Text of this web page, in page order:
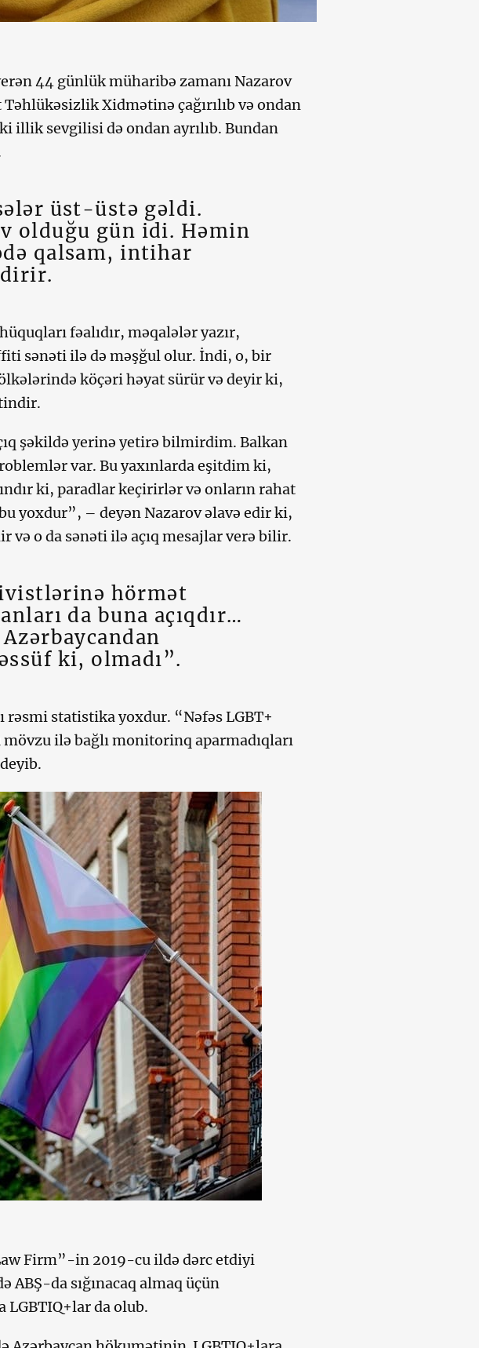
44 günlük müharibə zamanı Nazarov
Təhlükəsizlik Xidmətinə çağırılıb və ondan
illik sevgilisi də ondan ayrılıb. Bundan
üst-üstə gəldi.
olduğu gün idi. Həmin
qalsam, intihar
fəalıdır, məqalələr yazır,
sənəti ilə də məşğul olur. İndi, o, bir
köçəri həyat sürür və deyir ki,
şəkildə yerinə yetirə bilmirdim. Balkan
var. Bu yaxınlarda eşitdim ki,
ki, paradlar keçirirlər və onların rahat
yoxdur”, – deyən Nazarov əlavə edir ki,
o da sənəti ilə açıq mesajlar verə bilir.
hörmət
da buna açıqdır…
ki, olmadı”.
rəsmi statistika yoxdur. “Nəfəs LGBT+
ilə bağlı monitorinq aparmadıqları
Firm”-in 2019-cu ildə dərc etdiyi
ABŞ-da sığınacaq almaq üçün
LGBTIQ+lar da olub.